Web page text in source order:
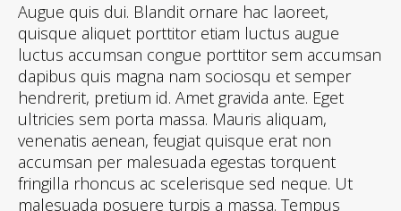
Augue quis dui. Blandit ornare hac laoreet,
quisque aliquet porttitor etiam luctus augue
luctus accumsan congue porttitor sem accumsan
dapibus quis magna nam sociosqu et semper
hendrerit, pretium id. Amet gravida ante. Eget
ultricies sem porta massa. Mauris aliquam,
venenatis aenean, feugiat quisque erat non
accumsan per malesuada egestas torquent
fringilla rhoncus ac scelerisque sed neque. Ut
malesuada posuere turpis a massa. Tempus